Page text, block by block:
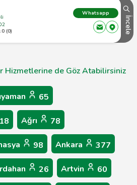
(0)
Whatsapp
İncele
Hizmetlerine de Göz Atabilirsiniz
65
Ağrı 78
98 Ankara 377
26 Artvin 60